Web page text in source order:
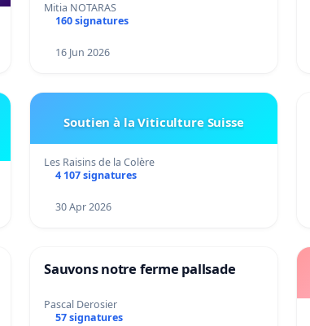
Mitia NOTARAS
160 signatures
16 Jun 2026
Soutien à la Viticulture Suisse
Les Raisins de la Colère
4 107 signatures
30 Apr 2026
Sauvons notre ferme pallsade
Pascal Derosier
57 signatures